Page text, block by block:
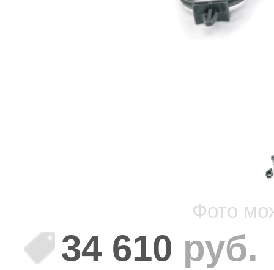
34 610 руб.
Фото